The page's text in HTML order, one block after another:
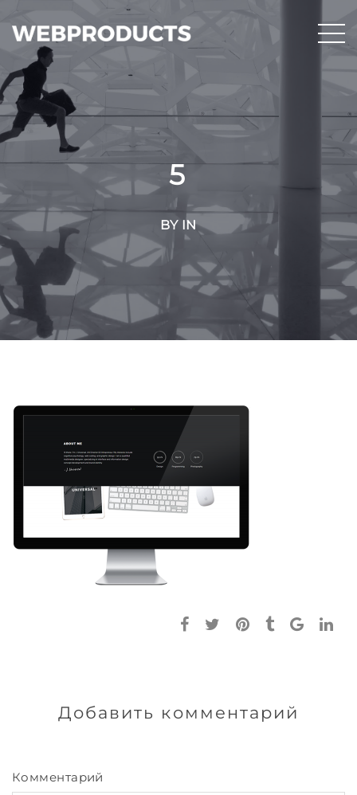
5
BY IN
Добавить комментарий
Комментарий